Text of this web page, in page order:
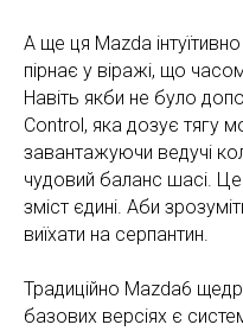
А ще ця Mazda
пірнає у віражі, що
Навіть якби не було
Control, яка дозує тягу
завантажуючи ведучі
чудовий баланс шасі.
зміст єдині. Аби
виїхати на серпантин.
Традиційно Mazda6
базових версіях є